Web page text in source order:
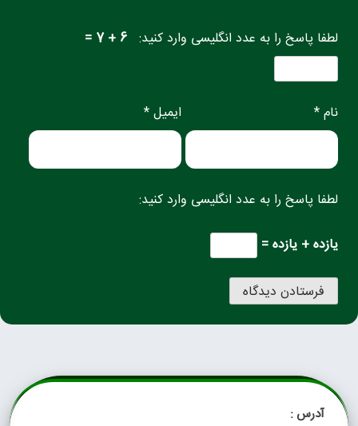
لطفا پاسخ را به عدد انگلیسی وارد کنید: 6 + 7 =
نام * ایمیل *
لطفا پاسخ را به عدد انگلیسی وارد کنید:
یازده + یازده =
آدرس :